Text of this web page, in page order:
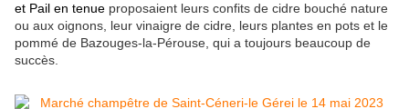
et Pail en tenue proposaient leurs confits de cidre bouché nature
ou aux oignons, leur vinaigre de cidre, leurs plantes en pots et le
pommé de Bazouges-la-Pérouse, qui a toujours beaucoup de
succès.